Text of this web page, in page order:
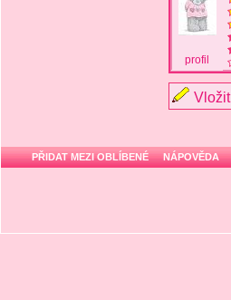
profil
PŘIDAT MEZI OBLÍBENÉ NÁPOVĚDA